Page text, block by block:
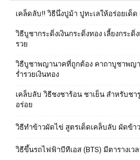
เคล็ดลับ!! วิธีนึ่งปูม้า ปูทะเลให้อร่อยเด็ด
วิธีบูชากระดิ่งเงินกระดิ่งทอง เลี้ยงกระดิ่
รวย
วิธีบูชาพญานาคที่ถูกต้อง คาถาบูชาพญา
ร่ำรวยเงินทอง
เคล็บลับ วิธีชงชาร้อน ชาเย็น สำหรับช
อร่อย
วิธีทําข้าวผัดไข่ สูตรเด็ดเคล็บลับ ผัดข้า
วิธีขึ้นรถไฟฟ้าบีทีเอส (BTS) มีตารางเว